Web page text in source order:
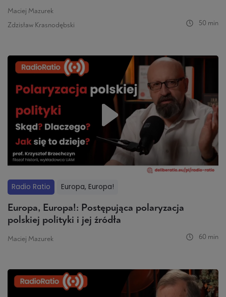
Maciej Mazurek
Zdzisław Krasnodębski
50 min
Radio Ratio Europa, Europa!
Europa, Europa!: Postępująca polaryzacja
polskiej polityki i jej źródła
Maciej Mazurek 60 min